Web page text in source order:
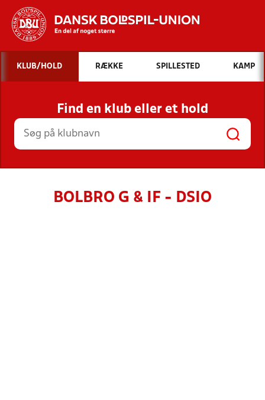
Hvad vil du søge efter?
INDHOLD OG NYHEDER
STILLINGER, RESULTATER, KLUBBER OG
HOLD
KLUB/HOLD RÆKKE SPILLESTED KAMP
Find en klub eller et hold
BOLBRO G & IF - DSIO